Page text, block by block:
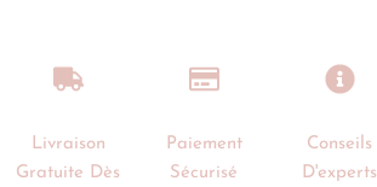
Livraison
Gratuite Dès
Paiement
Sécurisé
Conseils
D'experts